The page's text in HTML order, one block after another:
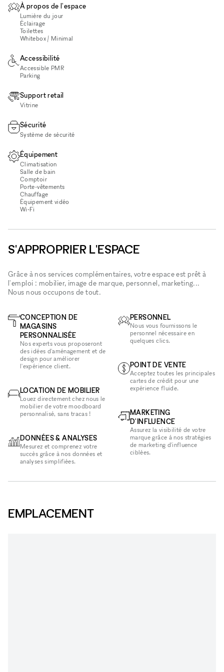
À propos de l'espace
Lumière du jour
Éclairage
Toilettes
Whitebox / Minimal
Accessibilité
Accessible PMR
Parking
Support retail
Vitrine
Sécurité
Système de sécurité
Équipement
Climatisation
Salle de bain
Comptoir
Porte-vêtements
Chauffage
Équipement vidéo
Wi‑Fi
S'APPROPRIER L'ESPACE
Grâce à nos services complémentaires, votre espace est prêt à
l'emploi : mobilier, image de marque, personnel, marketing...
Nous nous occupons de tout.
CONCEPTION DE
MAGASINS
PERSONNALISÉE
Nos experts vous proposeront
des idées d'aménagement et de
design pour améliorer
l'expérience client.
LOCATION DE MOBILIER
Louez directement chez nous le
mobilier de votre moodboard
personnalisé, sans tracas !
DONNÉES & ANALYSES
Mesurez et comprenez votre
succès grâce à nos données et
analyses simplifiées.
PERSONNEL
Nous vous fournissons le
personnel nécessaire en
quelques clics.
POINT DE VENTE
Acceptez toutes les principales
cartes de crédit pour une
expérience fluide.
MARKETING
D'INFLUENCE
Assurez la visibilité de votre
marque grâce à nos stratégies
de marketing d'influence
ciblées.
EMPLACEMENT